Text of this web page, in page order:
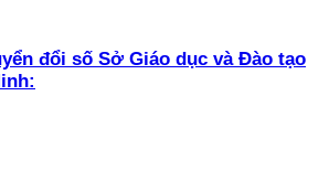
đổi số Sở Giáo dục và Đào tạo